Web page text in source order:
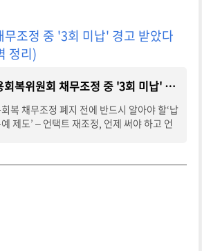
조정 중 '3회 미납' 경고 받았다
정리)
신용회복위원회 채무조정 중 '3회 미납' 경고 받았다면? (납부유예 완벽 정리)
복 채무조정 폐지 전에 반드시 알아야 할‘납
제도’ – 언택트 재조정, 언제 써야 하고 언